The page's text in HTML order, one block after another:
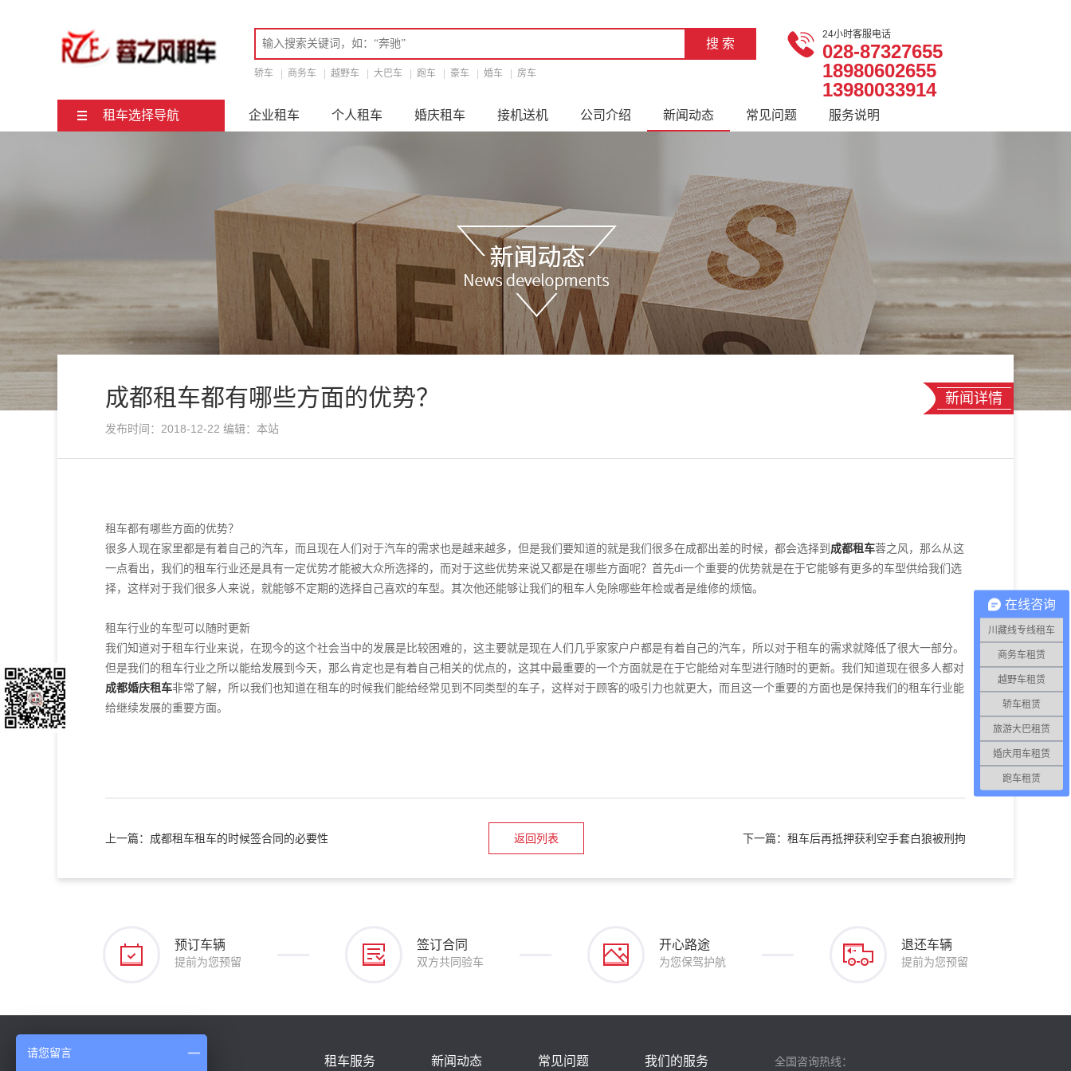
轿车 商务车 越野车 大巴车 跑车 豪车 婚车 房车
24小时客服电话
028-87327655
18980602655
13980033914
租车选择导航 企业租车 个人租车 婚庆租车 接机送机 公司介绍 新闻动态 常见问题 服务说明
成都租车都有哪些方面的优势？
发布时间：2018-12-22 编辑：本站
新闻详情
租车都有哪些方面的优势？
很多人现在家里都是有着自己的汽车，而且现在人们对于汽车的需求也是越来越多，但是我们要知道的就是我们很多在成都出差的时候，都会选择到 成都租车蓉之风，那么从这
一点看出，我们的租车行业还是具有一定优势才能被大众所选择的，而对于这些优势来说又都是在哪些方面呢？首先di一个重要的优势就是在于它能够有更多的车型供给我们选
择，这样对于我们很多人来说，就能够不定期的选择自己喜欢的车型。其次他还能够让我们的租车人免除哪些年检或者是维修的烦恼。
租车行业的车型可以随时更新
我们知道对于租车行业来说，在现今的这个社会当中的发展是比较困难的，这主要就是现在人们几乎家家户户都是有着自己的汽车，所以对于租车的需求就降低了很大一部分。
但是我们的租车行业之所以能给发展到今天，那么肯定也是有着自己相关的优点的，这其中最重要的一个方面就是在于它能给对车型进行随时的更新。我们知道现在很多人都对
成都婚庆租车非常了解，所以我们也知道在租车的时候我们能给经常见到不同类型的车子，这样对于顾客的吸引力也就更大，而且这一个重要的方面也是保持我们的租车行业能
给继续发展的重要方面。
上一篇：成都租车租车的时候签合同的必要性 下一篇：租车后再抵押获利空手套白狼被刑拘
返回列表
预订车辆
提前为您预留
签订合同
双方共同验车
开心路途
为您保驾护航
退还车辆
提前为您预留
关于我们 租车服务 新闻动态 常见问题 我们的服务 全国咨询热线：
在线咨询
川藏线专线租车
商务车租赁
越野车租赁
轿车租赁
旅游大巴租赁
婚庆用车租赁
跑车租赁
请您留言